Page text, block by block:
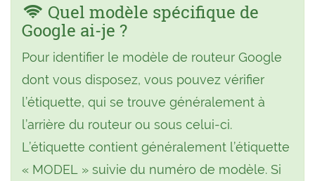
Quel modèle spécifique de
Google ai-je ?
Pour identifier le modèle de routeur Google
dont vous disposez, vous pouvez vérifier
l’étiquette, qui se trouve généralement à
l’arrière du routeur ou sous celui-ci.
L’étiquette contient généralement l’étiquette
« MODEL » suivie du numéro de modèle. Si